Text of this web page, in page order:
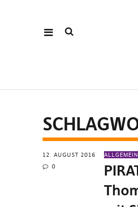
12. AUGUST 2016
0
ALLGEMEIN